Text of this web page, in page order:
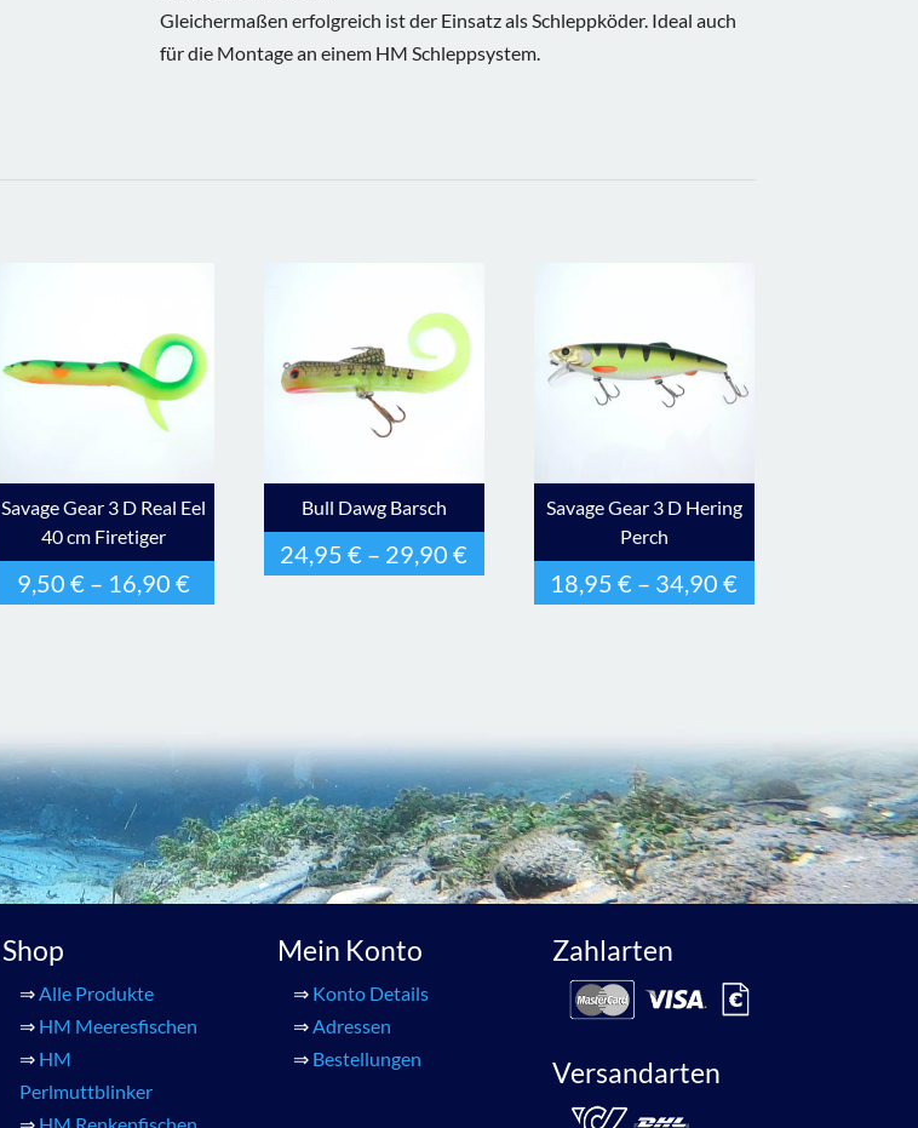
Gleichermaßen erfolgreich ist der Einsatz als Schleppköder. Ideal auch
für die Montage an einem HM Schleppsystem.
Savage Gear 3 D Real Eel
40 cm Firetiger
9,50€ – 16,90€
Bull Dawg Barsch
24,95€ – 29,90€
Savage Gear 3 D Hering
Perch
18,95€ – 34,90€
Shop
⇒Alle Produkte
⇒ HM Meeresfischen
⇒ HM
Perlmuttblinker
Mein Konto
⇒ Konto Details
⇒Adressen
⇒ Bestellungen
Zahlarten
Versandarten